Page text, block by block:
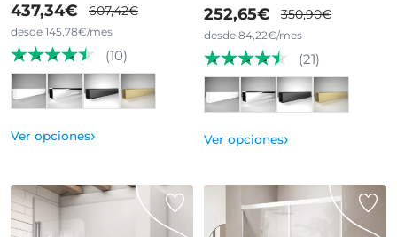
437,34€ 607,42€
desde 145,78€/mes
(10)
Ver opciones›
252,65€ 350,90€
desde 84,22€/mes
(21)
Ver opciones›